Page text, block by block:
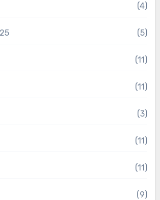
(4)
(5)
(11)
(11)
(3)
(11)
(11)
(9)